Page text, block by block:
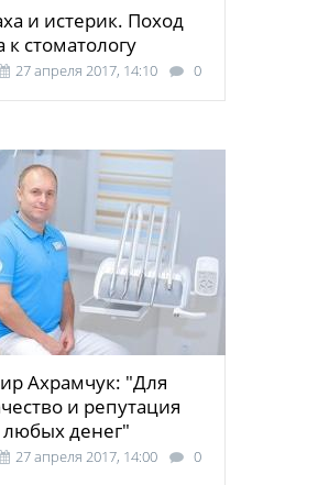
и истерик. Поход
к стоматологу
27 апреля 2017, 14:10 0
Ахрамчук: "Для
и репутация
денег"
27 апреля 2017, 14:00 0